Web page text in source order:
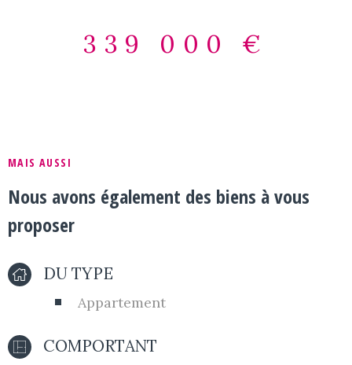
salle de bains, un wc. Terrasse abritée côté sud. Grande
339 000 €
MAIS AUSSI
Nous avons également des biens à vous
proposer
DU TYPE
Appartement
COMPORTANT